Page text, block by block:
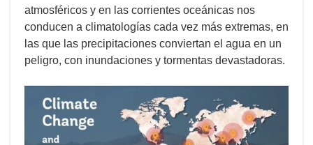
atmosféricos y en las corrientes oceánicas nos
conducen a climatologías cada vez más extremas, en
las que las precipitaciones conviertan el agua en un
peligro, con inundaciones y tormentas devastadoras.